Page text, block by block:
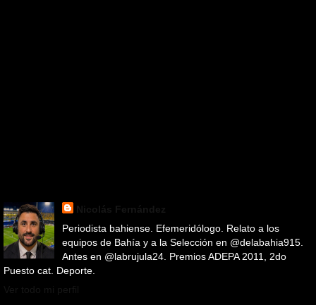
Periodista bahiense. Efemeridólogo. Relato a los
equipos de Bahía y a la Selección en @delabahia915.
Antes en @labrujula24. Premios ADEPA 2011, 2do
Puesto cat. Deporte.